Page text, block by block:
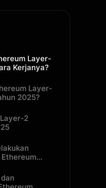
Layer-
Kerjanya?
Layer-
2025?
2